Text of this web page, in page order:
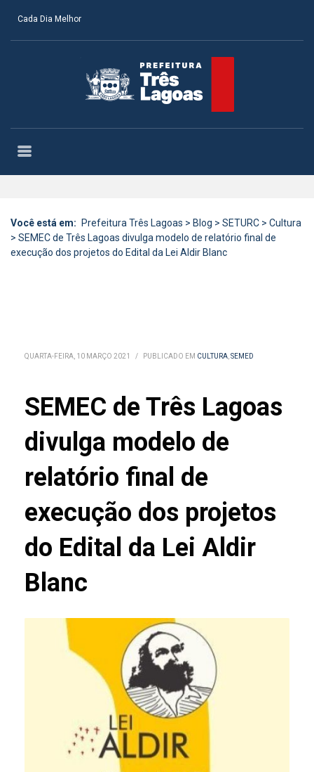
Cada Dia Melhor
Você está em: Prefeitura Três Lagoas > Blog > SETURC > Cultura
> SEMEC de Três Lagoas divulga modelo de relatório final de
execução dos projetos do Edital da Lei Aldir Blanc
QUARTA-FEIRA, 10 MARÇO 2021 / PUBLICADO EM CULTURA,SEMED
SEMEC de Três Lagoas
divulga modelo de
relatório final de
execução dos projetos
do Edital da Lei Aldir
Blanc